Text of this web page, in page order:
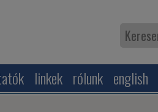
linkek rólunk english